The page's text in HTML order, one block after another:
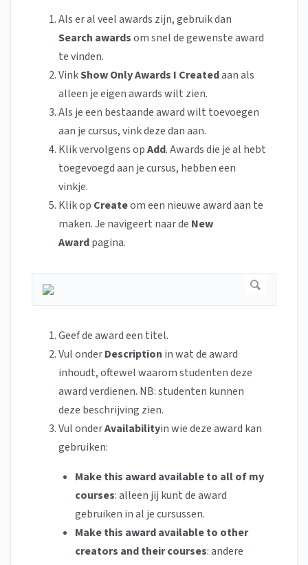
Als er al veel awards zijn, gebruik dan
Search awardsom snel de gewenste award
te vinden.
VinkShow Only Awards I Createdaan als
alleen je eigen awards wilt zien.
Als je een bestaande award wilt toevoegen
aan je cursus, vink deze dan aan.
Klik vervolgens opAdd. Awards die je al hebt
toegevoegd aan je cursus, hebben een
vinkje.
Klik op Createom een nieuwe award aan te
maken. Je navigeert naar de New
Awardpagina.
Geef de award een titel.
Vul onderDescription in wat de award
inhoudt, oftewel waarom studenten deze
award verdienen. NB: studenten kunnen
deze beschrijving zien.
Vul onderAvailabilityin wie deze award kan
gebruiken:
Make this award available to all of my
courses: alleen jij kunt de award
gebruiken in al je cursussen.
Make this award available to other
creators and their courses: andere